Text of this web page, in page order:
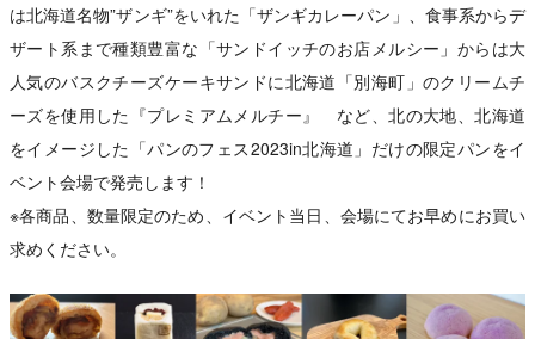
は北海道名物”ザンギ”をいれた「ザンギカレーパン」、食事系からデ
ザート系まで種類豊富な「サンドイッチのお店メルシー」からは大
人気のバスクチーズケーキサンドに北海道「別海町」のクリームチ
ーズを使用した『プレミアムメルチー』 など、北の大地、北海道
をイメージした「パンのフェス2023in北海道」だけの限定パンをイ
ベント会場で発売します！
※各商品、数量限定のため、イベント当日、会場にてお早めにお買い
求めください。